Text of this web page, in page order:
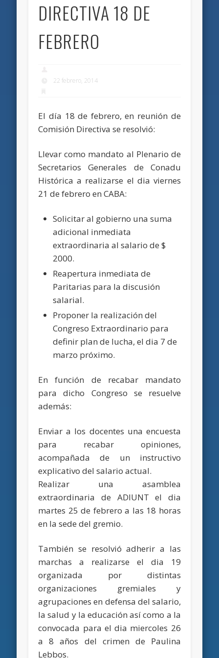
DIRECTIVA 18 DE
FEBRERO
22 febrero, 2014
El día 18 de febrero, en reunión de
Comisión Directiva se resolvió:
Llevar como mandato al Plenario de
Secretarios Generales de Conadu
Histórica a realizarse el dia viernes
21 de febrero en CABA:
Solicitar al gobierno una suma
adicional inmediata
extraordinaria al salario de $
2000.
Reapertura inmediata de
Paritarias para la discusión
salarial.
Proponer la realización del
Congreso Extraordinario para
definir plan de lucha, el dia 7 de
marzo próximo.
En función de recabar mandato
para dicho Congreso se resuelve
además:
Enviar a los docentes una encuesta
para recabar opiniones,
acompañada de un instructivo
explicativo del salario actual.
Realizar una asamblea
extraordinaria de ADIUNT el dia
martes 25 de febrero a las 18 horas
en la sede del gremio.
También se resolvió adherir a las
marchas a realizarse el dia 19
organizada por distintas
organizaciones gremiales y
agrupaciones en defensa del salario,
la salud y la educación así como a la
convocada para el dia miercoles 26
a 8 años del crimen de Paulina
Lebbos.